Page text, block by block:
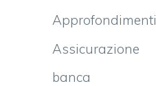
Approfondimenti
Assicurazione
banca